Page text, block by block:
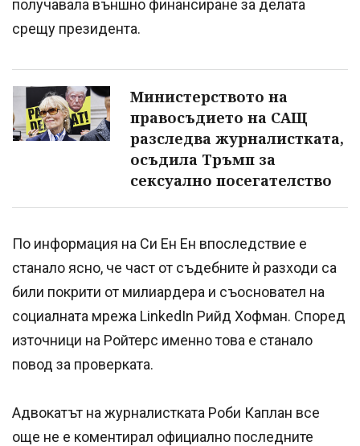
получавала външно финансиране за делата
срещу президента.
Министерството на
правосъдието на САЩ
разследва журналистката,
осъдила Тръмп за
сексуално посегателство
По информация на Си Ен Ен впоследствие е
станало ясно, че част от съдебните ѝ разходи са
били покрити от милиардера и съосновател на
социалната мрежа LinkedIn Рийд Хофман. Според
източници на Ройтерс именно това е станало
повод за проверката.
Адвокатът на журналистката Роби Каплан все
още не е коментирал официално последните